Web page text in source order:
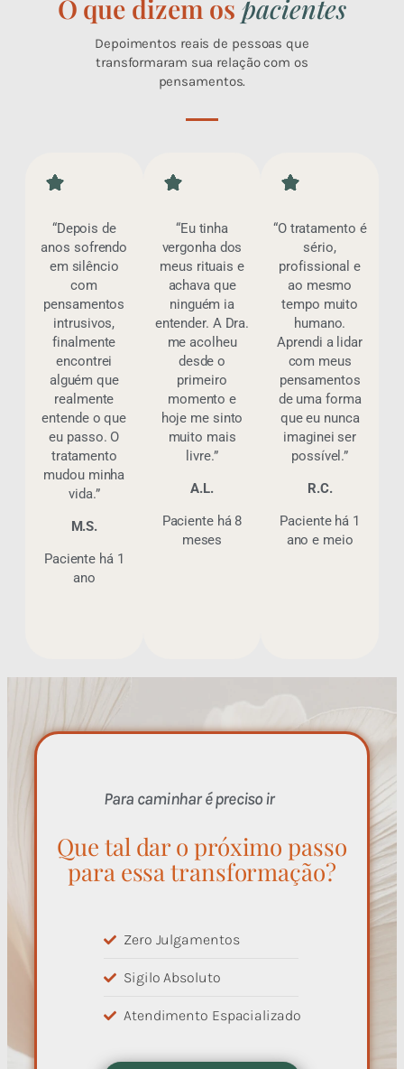
O que dizem ospacientes
Depoimentos reais de pessoas que
transformaram sua relação com os
pensamentos.
“Depois de
anos sofrendo
em silêncio
com
pensamentos
intrusivos,
finalmente
encontrei
alguém que
realmente
entende o que
eu passo. O
tratamento
mudou minha
vida.”
M.S.
Paciente há 1
ano
“Eu tinha
vergonha dos
meus rituais e
achava que
ninguém ia
entender. A Dra.
me acolheu
desde o
primeiro
momento e
hoje me sinto
muito mais
livre.”
A.L.
Paciente há 8
meses
“O tratamento é
sério,
profissional e
ao mesmo
tempo muito
humano.
Aprendi a lidar
com meus
pensamentos
de uma forma
que eu nunca
imaginei ser
possível.”
R.C.
Paciente há 1
ano e meio
Para caminhar é preciso ir
Que tal dar o próximo passo
para essa transformação?
Zero Julgamentos
Sigilo Absoluto
Atendimento Espacializado